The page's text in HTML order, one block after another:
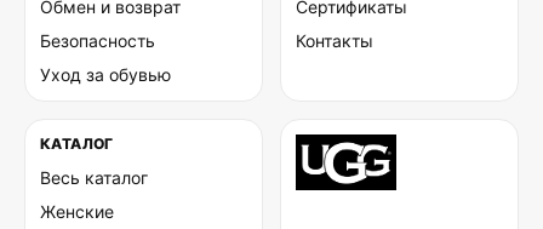
Обмен и возврат
Безопасность
Уход за обувью
Сертификаты
Контакты
КАТАЛОГ
Весь каталог
Женские